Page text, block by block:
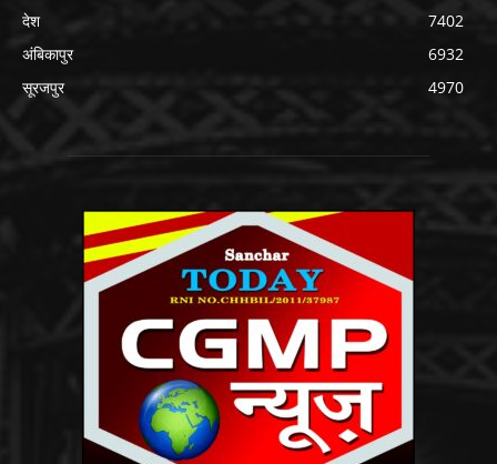
देश
7402
अंबिकापुर
6932
सूरजपुर
4970